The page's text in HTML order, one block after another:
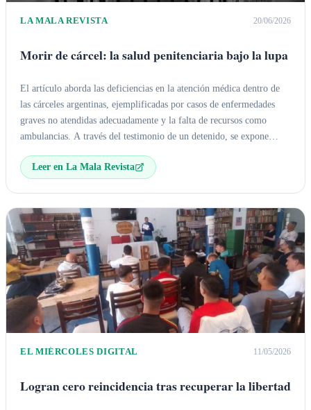
LA MALA REVISTA 20/06/2026
Morir de cárcel: la salud penitenciaria bajo la lupa
El artículo aborda las deficiencias en la atención médica dentro de
las cárceles argentinas, ejemplificadas por casos de enfermedades
graves no atendidas adecuadamente y la falta de recursos como
ambulancias. A través del testimonio de un detenido, se expone
de los internos, reflejando la expresión 'morir de
Leer en La Mala Revista
EL MIÉRCOLES DIGITAL 11/05/2026
Logran cero reincidencia tras recuperar la libertad